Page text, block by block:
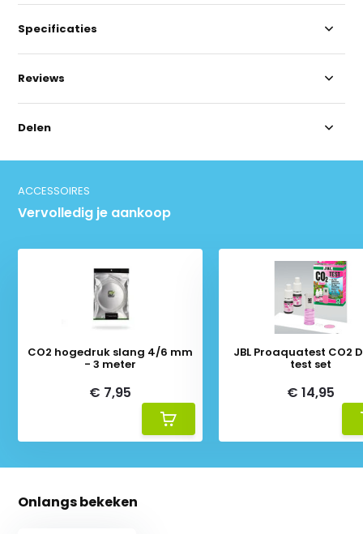
Specificaties
Reviews
Delen
ACCESSOIRES
Vervolledig je aankoop
CO2 hogedruk slang 4/6 mm
- 3 meter
€ 7,95
JBL Proaquatest CO2
test set
€ 14,95
Onlangs bekeken